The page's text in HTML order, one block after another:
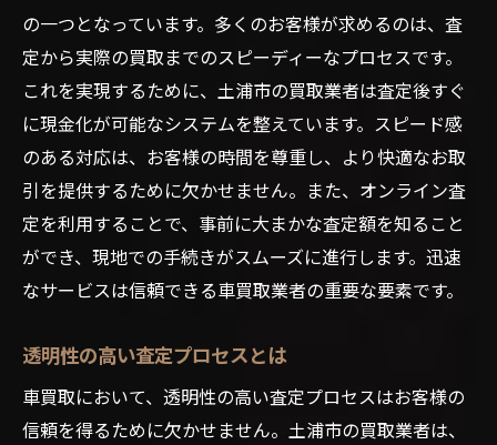
の一つとなっています。多くのお客様が求めるのは、査
定から実際の買取までのスピーディーなプロセスです。
これを実現するために、土浦市の買取業者は査定後すぐ
に現金化が可能なシステムを整えています。スピード感
のある対応は、お客様の時間を尊重し、より快適なお取
引を提供するために欠かせません。また、オンライン査
定を利用することで、事前に大まかな査定額を知ること
ができ、現地での手続きがスムーズに進行します。迅速
なサービスは信頼できる車買取業者の重要な要素です。
透明性の高い査定プロセスとは
車買取において、透明性の高い査定プロセスはお客様の
信頼を得るために欠かせません。土浦市の買取業者は、